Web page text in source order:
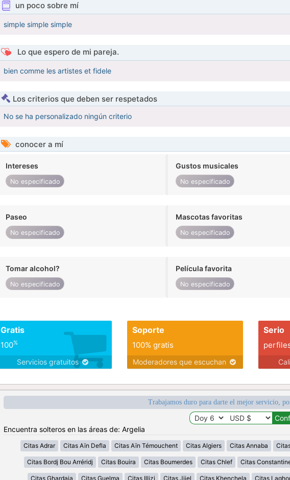
un poco sobre mí
simple simple simple
Lo que espero de mi pareja.
bien comme les artistes et fidele
Los criterios que deben ser respetados
No se ha personalizado ningún criterio
conocer a mí
Intereses
No especificado
Gustos musicales
No especificado
Paseo
No especificado
Mascotas favoritas
No especificado
Tomar alcohol?
No especificado
Película favorita
No especificado
Gratis
100%
Servicios gratuitos
Soporte
100% gratis
Moderadores que escuchan
Serio
Trabajamos duro para darte el mejor servicio,
Encuentra solteros en las áreas de: Argelia
Citas Adrar Citas Aïn Defla Citas Aïn Témouchent Citas Algiers Citas Annaba
Citas Bordj Bou Arréridj Citas Bouira Citas Boumerdes Citas Chlef Citas
Citas Ghardaia Citas Guelma Citas Illizi Citas Jijel Citas Khenchela Citas